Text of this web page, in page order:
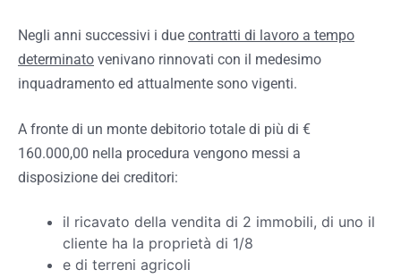
Negli anni successivi i due contratti di lavoro a tempo
determinato venivano rinnovati con il medesimo
inquadramento ed attualmente sono vigenti.
A fronte di un monte debitorio totale di più di €
160.000,00 nella procedura vengono messi a
disposizione dei creditori:
il ricavato della vendita di 2 immobili, di uno il
cliente ha la proprietà di 1/8
e di terreni agricoli